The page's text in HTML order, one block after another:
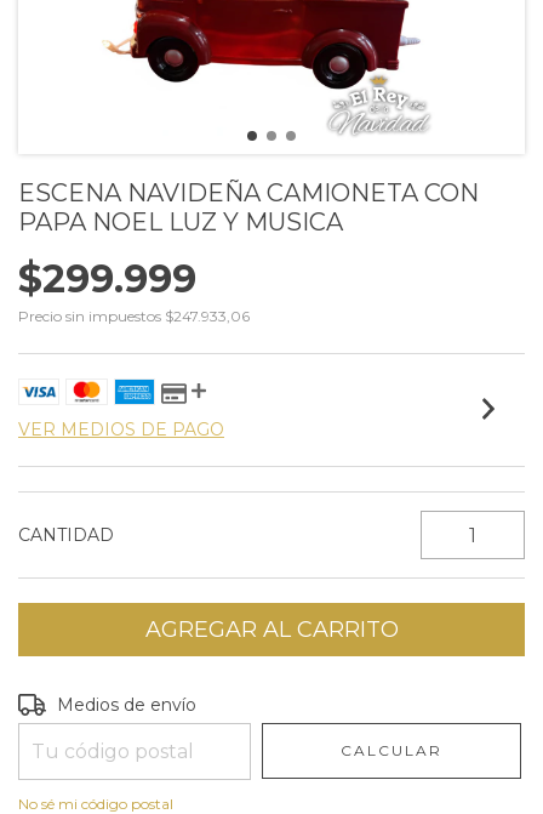
ESCENA NAVIDEÑA CAMIONETA CON
PAPA NOEL LUZ Y MUSICA
$299.999
Precio sin impuestos $247.933,06
VER MEDIOS DE PAGO
CANTIDAD
Entregas para el CP:
Medios de envío
CALCULAR
No sé mi código postal